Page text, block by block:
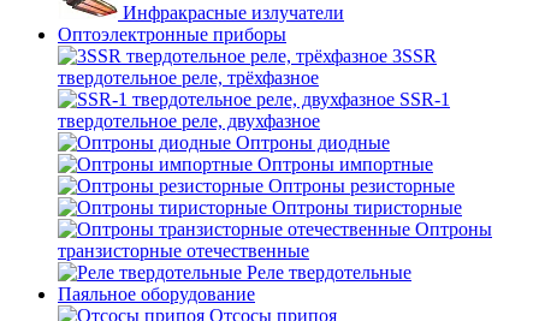
Инфракрасные излучатели
Оптоэлектронные приборы
3SSR
твердотельное реле, трёхфазное
SSR-1
твердотельное реле, двухфазное
Оптроны диодные
Оптроны импортные
Оптроны резисторные
Оптроны тиристорные
Оптроны
транзисторные отечественные
Реле твердотельные
Паяльное оборудование
Отсосы припоя